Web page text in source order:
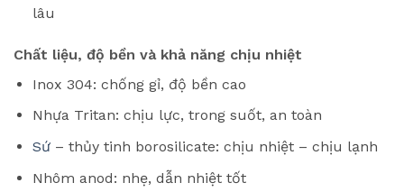
lâu
Chất liệu, độ bền và khả năng chịu nhiệt
Inox 304: chống gỉ, độ bền cao
Nhựa Tritan: chịu lực, trong suốt, an toàn
Sứ– thủy tinh borosilicate: chịu nhiệt – chịu lạnh
Nhôm anod: nhẹ, dẫn nhiệt tốt